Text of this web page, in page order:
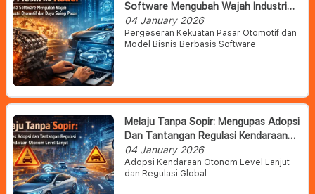
Software Mengubah Wajah Industri
Otomotif Dan Daya Saing Pasar
04 January 2026
Pergeseran Kekuatan Pasar Otomotif dan
Model Bisnis Berbasis Software
Melaju Tanpa Sopir: Mengupas Adopsi
Dan Tantangan Regulasi Kendaraan
Otonom Level Lanjut
04 January 2026
Adopsi Kendaraan Otonom Level Lanjut
dan Regulasi Global